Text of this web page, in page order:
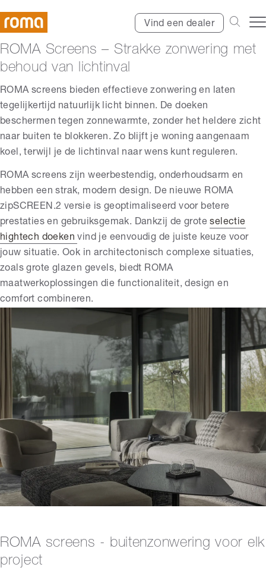
Vind een dealer
ROMA Screens – Strakke zonwering met
behoud van lichtinval
ROMA screens bieden effectieve zonwering en laten
tegelijkertijd natuurlijk licht binnen. De doeken
beschermen tegen zonnewarmte, zonder het heldere zicht
naar buiten te blokkeren. Zo blijft je woning aangenaam
koel, terwijl je de lichtinval naar wens kunt reguleren.
ROMA screens zijn weerbestendig, onderhoudsarm en
hebben een strak, modern design. De nieuwe ROMA
zipSCREEN.2 versie is geoptimaliseerd voor betere
prestaties en gebruiksgemak. Dankzij de groteselectie
hightech doekenvind je eenvoudig de juiste keuze voor
jouw situatie. Ook in architectonisch complexe situaties,
zoals grote glazen gevels, biedt ROMA
maatwerkoplossingen die functionaliteit, design en
comfort combineren.
ROMA screens - buitenzonwering voor elk
project